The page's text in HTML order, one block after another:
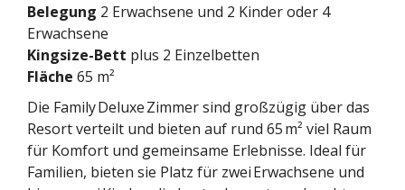
Belegung 2 Erwachsene und 2 Kinder oder 4
Erwachsene
Kingsize-Bett plus 2 Einzelbetten
Fläche 65 m²
Die Family Deluxe Zimmer sind großzügig über das
Resort verteilt und bieten auf rund 65 m² viel Raum
für Komfort und gemeinsame Erlebnisse. Ideal für
Familien, bieten sie Platz für zwei Erwachsene und